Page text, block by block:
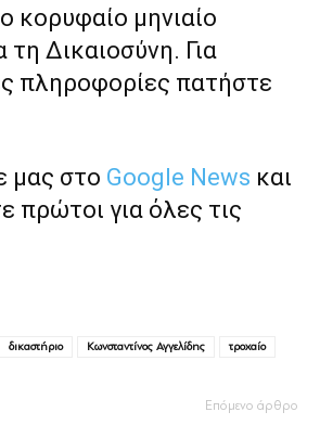
κορυφαίο μηνιαίο
τη Δικαιοσύνη. Για
πληροφορίες πατήστε
μας στο Google News και
πρώτοι για όλες τις
δικαστήριο Κωνσταντίνος Αγγελίδης τροχαίο
Επόμενο άρθρο